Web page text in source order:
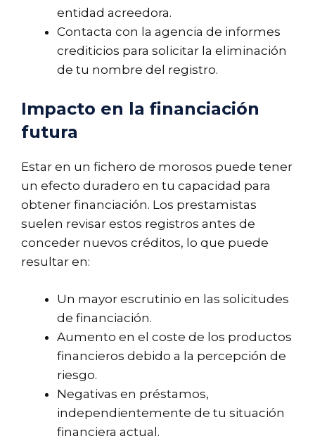
entidad acreedora.
Contacta con la agencia de informes
crediticios para solicitar la eliminación
de tu nombre del registro.
Impacto en la financiación
futura
Estar en un fichero de morosos puede tener
un efecto duradero en tu capacidad para
obtener financiación. Los prestamistas
suelen revisar estos registros antes de
conceder nuevos créditos, lo que puede
resultar en:
Un mayor escrutinio en las solicitudes
de financiación.
Aumento en el coste de los productos
financieros debido a la percepción de
riesgo.
Negativas en préstamos,
independientemente de tu situación
financiera actual.